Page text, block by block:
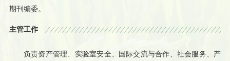
期刊编委。
主管工作
负责资产管理、实验室安全、国际交流与合作、社会服务、产